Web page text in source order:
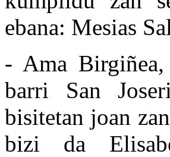
ebana: Mesias
- Ama Birgiñea,
barri San
bisitetan joan
bizi da